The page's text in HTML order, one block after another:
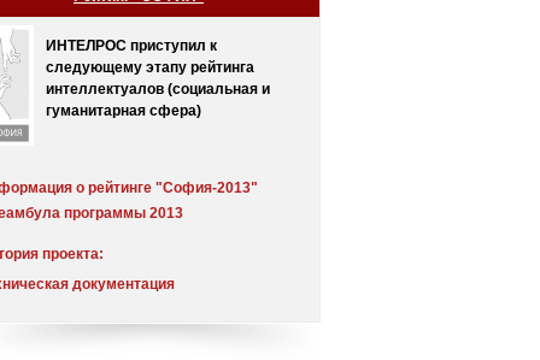
ИНТЕЛРОС приступил к
следующему этапу рейтинга
интеллектуалов (социальная и
гуманитарная сфера)
о рейтинге "София-2013"
программы 2013
проекта:
совет
документация